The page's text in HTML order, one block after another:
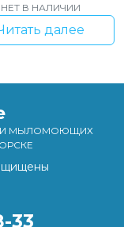
НЕТ В НАЛИЧИИ
далее
И МЫЛОМОЮЩИХ
33